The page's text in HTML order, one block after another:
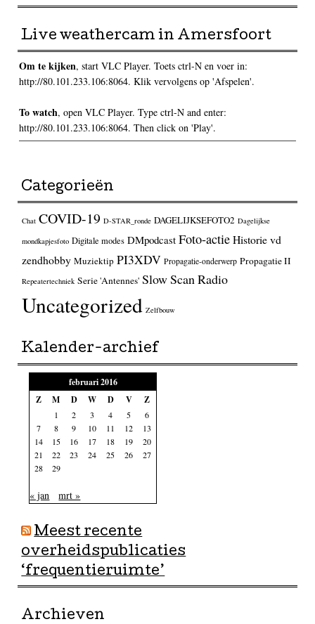
Live weathercam in Amersfoort
Om te kijken, start VLC Player. Toets ctrl-N en voer in:
http://80.101.233.106:8064. Klik vervolgens op 'Afspelen'.
To watch, open VLC Player. Type ctrl-N and enter:
http://80.101.233.106:8064. Then click on 'Play'.
Categorieën
Chat COVID-19 D-STAR_ronde DAGELIJKSEFOTO2 Dagelijkse
mondkapjesfoto Digitale modes DMpodcast Foto-actieHistorie vd
zendhobby Muziektip PI3XDV Propagatie-onderwerp Propagatie II
Repeatertechniek Serie 'Antennes' Slow Scan Radio
Uncategorized Zelfbouw
Kalender-archief
februari 2016
Z
M D W D V Z
1 2 3 4 5
6
7
8 9 10 11 12
13
14
15 16 17 18 19
20
21
22 23 24 25 26
27
28
29
« jan mrt »
Meest recente
overheidspublicaties
‘frequentieruimte’
Archieven